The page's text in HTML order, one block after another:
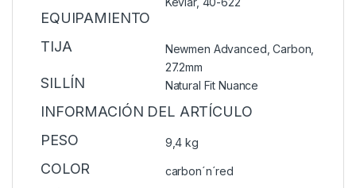
EQUIPAMIENTO
TIJA
Newmen Advanced, Carbon,
27.2mm
SILLÍN Natural Fit Nuance
INFORMACIÓN DEL ARTÍCULO
PESO
9,4 kg
COLOR carbon´n´red